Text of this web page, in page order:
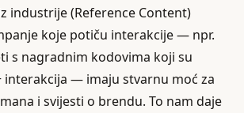
industrije (Reference Content)
koje potiču interakcije — npr.
s nagradnim kodovima koji su
interakcija — imaju stvarnu moć za
i svijesti o brendu. To nam daje